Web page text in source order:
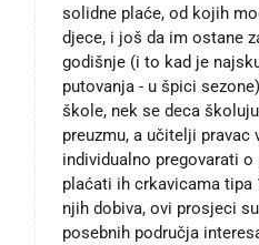
solidne plaće, od kojih
djece, i još da im ostane
godišnje (i to kad je
putovanja - u špici
škole, nek se deca
preuzmu, a učitelji
individualno pregovarati
plaćati ih crkavicama tipa
njih dobiva, ovi prosjeci
posebnih područja